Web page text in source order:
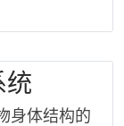
统
身体结构的